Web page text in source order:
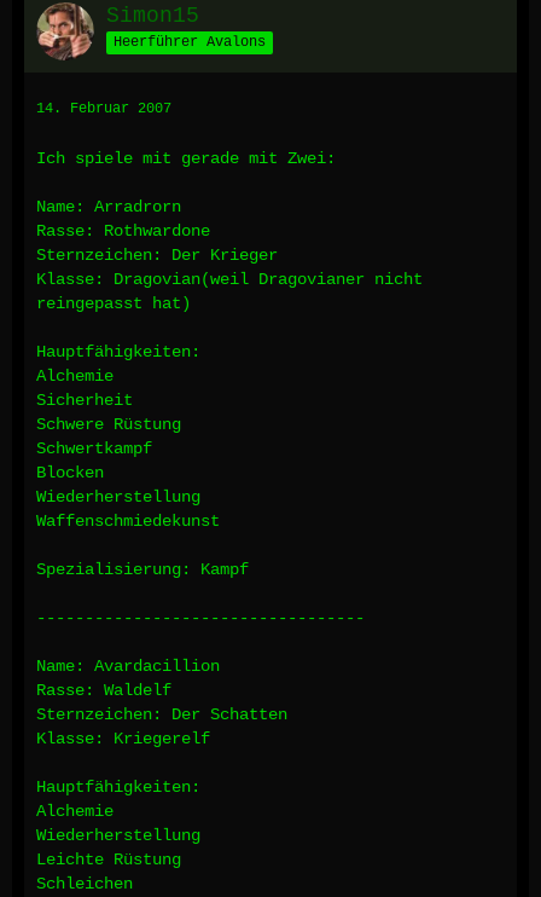
Simon15
Heerführer Avalons
14. Februar 2007
Ich spiele mit gerade mit Zwei:
Name: Arradrorn
Rasse: Rothwardone
Sternzeichen: Der Krieger
Klasse: Dragovian(weil Dragovianer nicht
reingepasst hat)
Hauptfähigkeiten:
Alchemie
Sicherheit
Schwere Rüstung
Schwertkampf
Blocken
Wiederherstellung
Waffenschmiedekunst
Spezialisierung: Kampf
----------------------------------
Name: Avardacillion
Rasse: Waldelf
Sternzeichen: Der Schatten
Klasse: Kriegerelf
Hauptfähigkeiten:
Alchemie
Wiederherstellung
Leichte Rüstung
Schleichen